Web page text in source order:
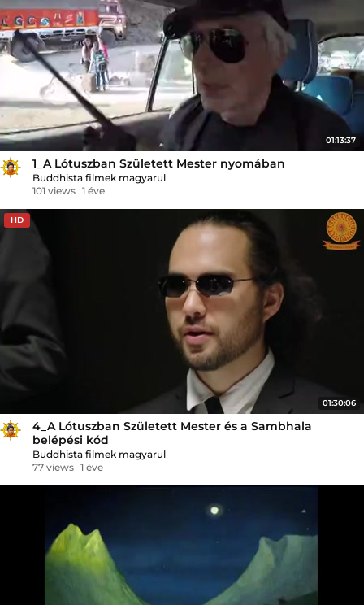
01:13:37
1_A Lótuszban Született Mester nyomában
Buddhista filmek magyarul
101 views 1 éve
HD
01:30:06
4_A Lótuszban Született Mester és a Sambhala
belépési kód
Buddhista filmek magyarul
77 views 1 éve